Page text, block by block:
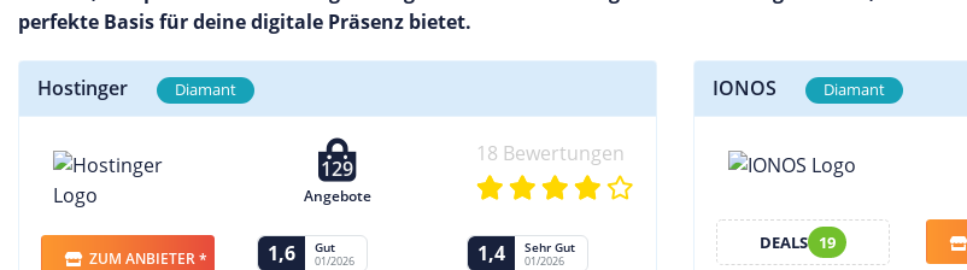
perfekte Basis für deine digitale Präsenz bietet.
Hostinger Diamant
129
Angebote
18 Bewertungen
ZUM ANBIETER * 1,6 Gut
01/2026 1,4 Sehr Gut
01/2026
IONOS Diamant
DEALS 19